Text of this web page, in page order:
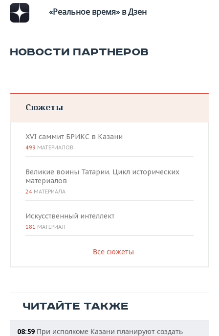
«Реальное время» в Дзен
НОВОСТИ ПАРТНЕРОВ
Сюжеты
XVI саммит БРИКС в Казани
499 МАТЕРИАЛОВ
Великие воины Татарии. Цикл исторических
материалов
24 МАТЕРИАЛА
Искусственный интеллект
181 МАТЕРИАЛ
Все сюжеты
ЧИТАЙТЕ ТАКЖЕ
08:59 При исполкоме Казани планируют создать